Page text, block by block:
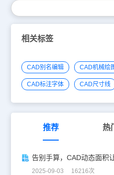
相关标签
CAD别名编辑 CAD机械绘
CAD标注字体 CAD尺寸线
推荐 热门
2025-09-03 16216次